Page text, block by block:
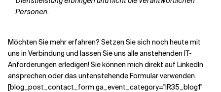
Personen.
Möchten Sie mehr erfahren? Setzen Sie sich noch heute mit
uns in Verbindung und lassen Sie uns alle anstehenden IT-
Anforderungen erledigen! Sie können mich direkt auf LinkedIn
ansprechen oder das untenstehende Formular verwenden.
[blog_post_contact_form ga_event_category="IR35_blog1"